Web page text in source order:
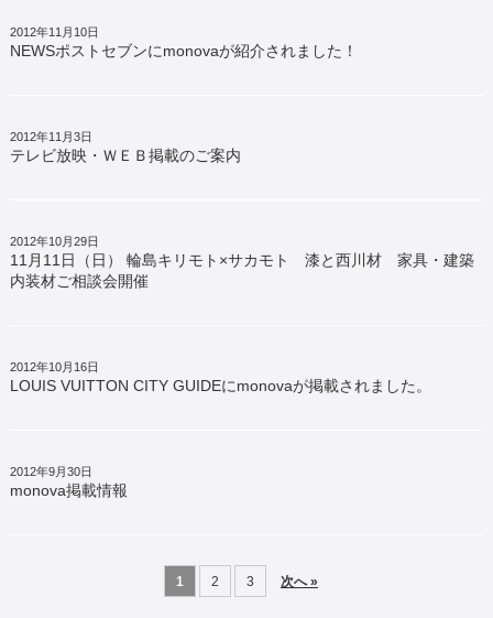
2012年11月10日
NEWSポストセブンにmonovaが紹介されました！
2012年11月3日
テレビ放映・ＷＥＢ掲載のご案内
2012年10月29日
11月11日（日） 輪島キリモト×サカモト 漆と西川材 家具・建築
内装材ご相談会開催
2012年10月16日
LOUIS VUITTON CITY GUIDEにmonovaが掲載されました。
2012年9月30日
monova掲載情報
1 2 3 次へ »